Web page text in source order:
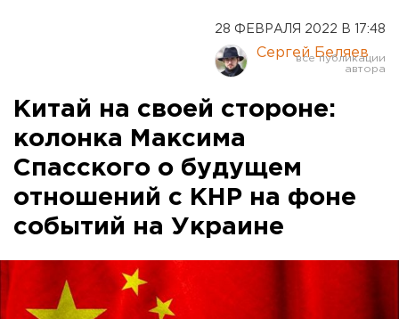
28 ФЕВРАЛЯ 2022 В 17:48
Сергей Беляев
Китай на своей стороне:
колонка Максима
Спасского о будущем
отношений с КНР на фоне
событий на Украине